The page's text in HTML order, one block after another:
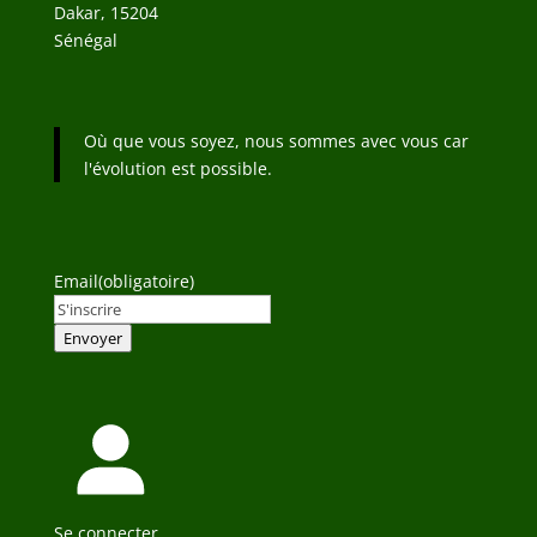
Dakar, 15204
Sénégal
Où que vous soyez, nous sommes avec vous car
l'évolution est possible.
Email(obligatoire)
Envoyer
Se connecter